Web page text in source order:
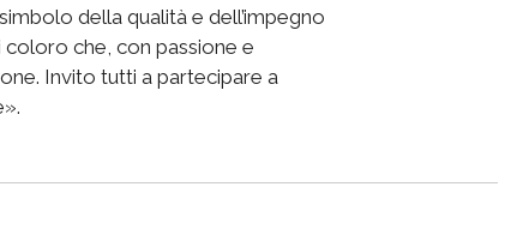
della qualità e dell’impegno
che, con passione e
Invito tutti a partecipare a